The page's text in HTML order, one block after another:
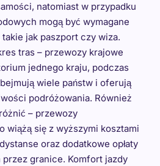
natomiast w przypadku
mogą być wymagane
jak paszport czy wiza.
tras – przewozy krajowe
jednego kraju, podczas
wiele państw i oferują
podróżowania. Również
– przewozy
wiążą się z wyższymi kosztami
oraz dodatkowe opłaty
granice. Komfort jazdy